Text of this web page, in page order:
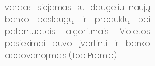
vardas siejamas su daugeliu naujų
banko paslaugų ir produktų bei
patentuotais algoritmais. Violetos
pasiekimai buvo įvertinti ir banko
apdovanojimais (Top Premie).